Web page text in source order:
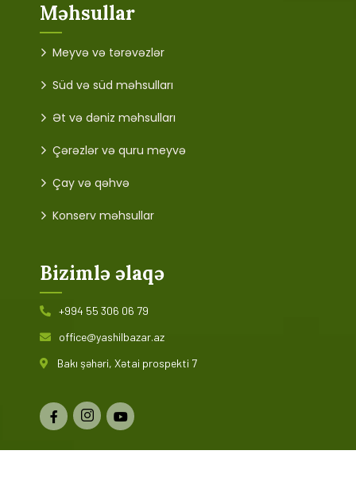
Məhsullar
Meyvə və tərəvəzlər
Süd və süd məhsulları
Ət və dəniz məhsulları
Çərəzlər və quru meyvə
Çay və qəhvə
Konserv məhsullar
Bizimlə əlaqə
+994 55 306 06 79
office@yashilbazar.az
Bakı şəhəri, Xətai prospekti 7